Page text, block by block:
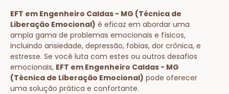
EFT em Engenheiro Caldas - MG (Técnica de
Liberação Emocional) é eficaz em abordar uma
ampla gama de problemas emocionais e físicos,
incluindo ansiedade, depressão, fobias, dor crônica, e
estresse. Se você luta com estes ou outros desafios
emocionais, EFT em Engenheiro Caldas - MG
(Técnica de Liberação Emocional) pode oferecer
uma solução prática e confortante.